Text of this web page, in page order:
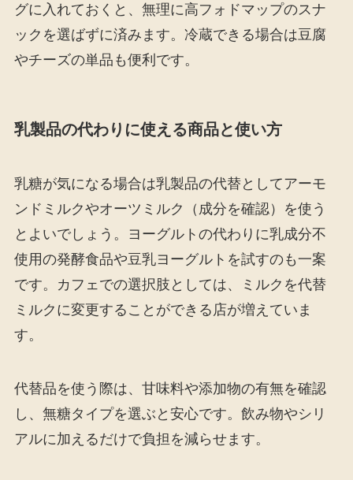
グに入れておくと、無理に高フォドマップのスナ
ックを選ばずに済みます。冷蔵できる場合は豆腐
やチーズの単品も便利です。
乳製品の代わりに使える商品と使い方
乳糖が気になる場合は乳製品の代替としてアーモ
ンドミルクやオーツミルク（成分を確認）を使う
とよいでしょう。ヨーグルトの代わりに乳成分不
使用の発酵食品や豆乳ヨーグルトを試すのも一案
です。カフェでの選択肢としては、ミルクを代替
ミルクに変更することができる店が増えていま
す。
代替品を使う際は、甘味料や添加物の有無を確認
し、無糖タイプを選ぶと安心です。飲み物やシリ
アルに加えるだけで負担を減らせます。